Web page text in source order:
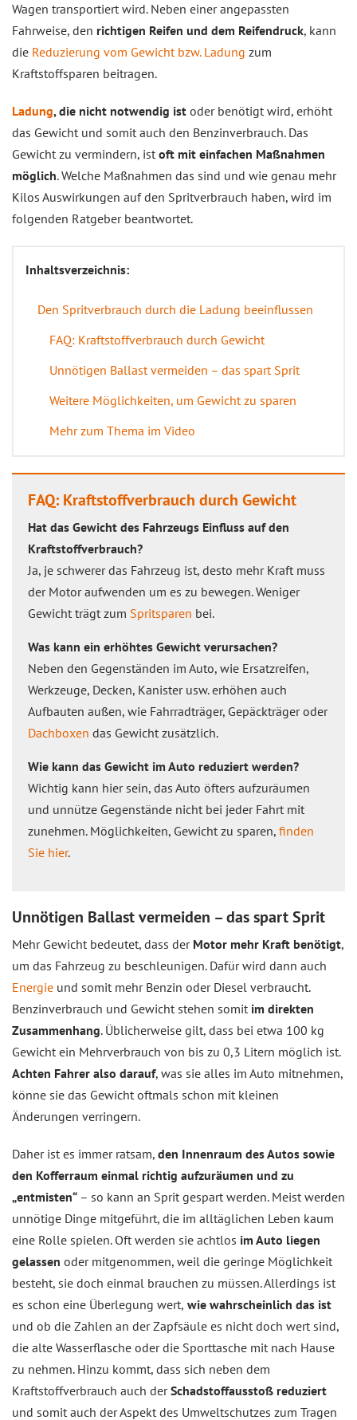
Wagen transportiert wird. Neben einer angepassten
Fahrweise, den richtigen Reifen und dem Reifendruck, kann
die Reduzierung vom Gewicht bzw. Ladung zum
Kraftstoffsparen beitragen.
Ladung, die nicht notwendig ist oder benötigt wird, erhöht
das Gewicht und somit auch den Benzinverbrauch. Das
Gewicht zu vermindern, ist oft mit einfachen Maßnahmen
möglich. Welche Maßnahmen das sind und wie genau mehr
Kilos Auswirkungen auf den Spritverbrauch haben, wird im
folgenden Ratgeber beantwortet.
Inhaltsverzeichnis:
Den Spritverbrauch durch die Ladung beeinflussen
FAQ: Kraftstoffverbrauch durch Gewicht
Unnötigen Ballast vermeiden – das spart Sprit
Weitere Möglichkeiten, um Gewicht zu sparen
Mehr zum Thema im Video
FAQ: Kraftstoffverbrauch durch Gewicht
Hat das Gewicht des Fahrzeugs Einfluss auf den
Kraftstoffverbrauch?
Ja, je schwerer das Fahrzeug ist, desto mehr Kraft muss
der Motor aufwenden um es zu bewegen. Weniger
Gewicht trägt zum Spritsparen bei.
Was kann ein erhöhtes Gewicht verursachen?
Neben den Gegenständen im Auto, wie Ersatzreifen,
Werkzeuge, Decken, Kanister usw. erhöhen auch
Aufbauten außen, wie Fahrradträger, Gepäckträger oder
Dachboxen das Gewicht zusätzlich.
Wie kann das Gewicht im Auto reduziert werden?
Wichtig kann hier sein, das Auto öfters aufzuräumen
und unnütze Gegenstände nicht bei jeder Fahrt mit
zunehmen. Möglichkeiten, Gewicht zu sparen, finden
Sie hier.
Unnötigen Ballast vermeiden – das spart Sprit
Mehr Gewicht bedeutet, dass der Motor mehr Kraft benötigt,
um das Fahrzeug zu beschleunigen. Dafür wird dann auch
Energie und somit mehr Benzin oder Diesel verbraucht.
Benzinverbrauch und Gewicht stehen somit im direkten
Zusammenhang. Üblicherweise gilt, dass bei etwa 100 kg
Gewicht ein Mehrverbrauch von bis zu 0,3 Litern möglich ist.
Achten Fahrer also darauf, was sie alles im Auto mitnehmen,
könne sie das Gewicht oftmals schon mit kleinen
Änderungen verringern.
Daher ist es immer ratsam, den Innenraum des Autos sowie
den Kofferraum einmal richtig aufzuräumen und zu
„entmisten“ – so kann an Sprit gespart werden. Meist werden
unnötige Dinge mitgeführt, die im alltäglichen Leben kaum
eine Rolle spielen. Oft werden sie achtlos im Auto liegen
gelassen oder mitgenommen, weil die geringe Möglichkeit
besteht, sie doch einmal brauchen zu müssen. Allerdings ist
es schon eine Überlegung wert, wie wahrscheinlich das ist
und ob die Zahlen an der Zapfsäule es nicht doch wert sind,
die alte Wasserflasche oder die Sporttasche mit nach Hause
zu nehmen. Hinzu kommt, dass sich neben dem
Kraftstoffverbrauch auch derSchadstoffausstoß reduziert
und somit auch der Aspekt des Umweltschutzes zum Tragen